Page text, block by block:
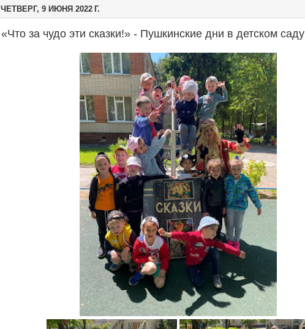
ЧЕТВЕРГ, 9 ИЮНЯ 2022 Г.
«Что за чудо эти сказки!» - Пушкинские дни в детском саду